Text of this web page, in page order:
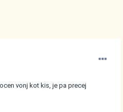
vonj kot kis, je pa precej